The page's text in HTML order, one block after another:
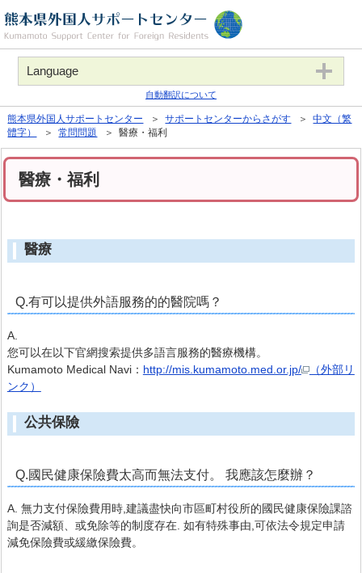
Language
自動翻訳について
熊本県外国人サポートセンター ＞サポートセンターからさがす ＞中文（繁
體字）
＞常問問題 ＞ 醫療・福利
醫療・福利
醫療
Q.有可以提供外語服務的的醫院嗎？
A.
您可以在以下官網搜索提供多語言服務的醫療機構。
Kumamoto Medical Navi： http://mis.kumamoto.med.or.jp/
（外部リ
ンク）
公共保險
Q.國民健康保險費太高而無法支付。 我應該怎麼辦？
A. 無力支付保險費用時,建議盡快向市區町村役所的國民健康保險課諮
詢是否減額、或免除等的制度存在. 如有特殊事由,可依法令規定申請
減免保險費或緩繳保險費。